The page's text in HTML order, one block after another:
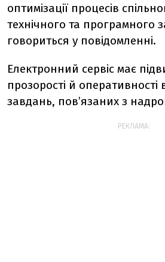
оптимізації процесів
технічного та програмного
говориться у повідомленні.
Електронний сервіс має
прозорості й
завдань, пов’язаних з
РЕКЛАМА: